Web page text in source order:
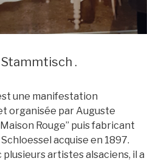
.
une manifestation
organisée par Auguste
Rouge” puis fabricant
acquise en 1897.
artistes alsaciens, il a